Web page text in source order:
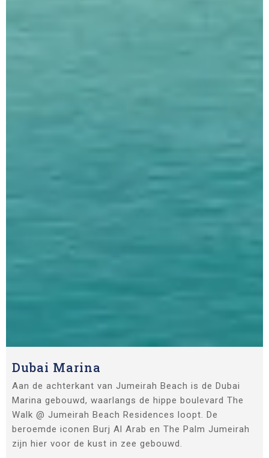
Dubai Marina
Aan de achterkant van Jumeirah Beach is de Dubai
Marina gebouwd, waarlangs de hippe boulevard The
Walk @ Jumeirah Beach Residences loopt. De
beroemde iconen Burj Al Arab en The Palm Jumeirah
zijn hier voor de kust in zee gebouwd.